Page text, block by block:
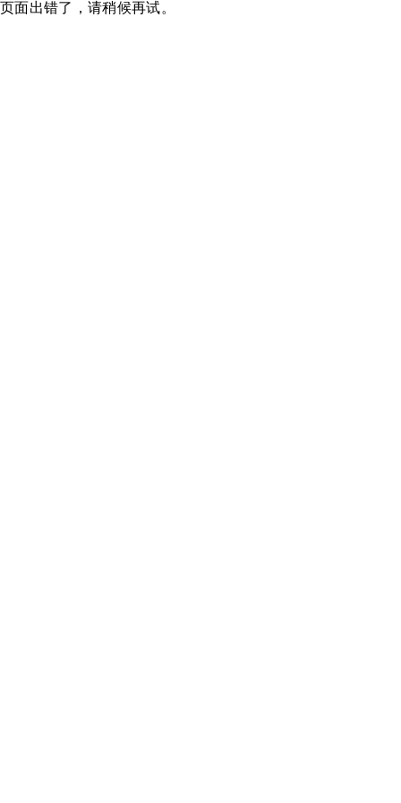
页面出错了，请稍候再试。